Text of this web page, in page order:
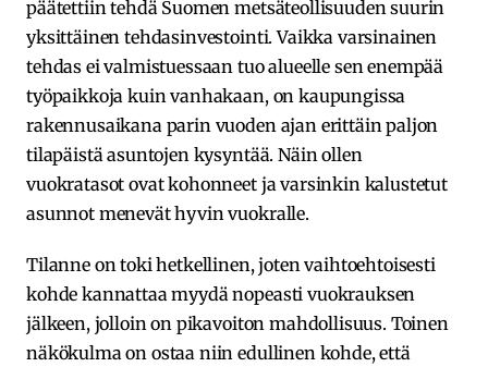
päätettiin tehdä Suomen metsäteollisuuden suurin
yksittäinen tehdasinvestointi. Vaikka varsinainen
tehdas ei valmistuessaan tuo alueelle sen enempää
työpaikkoja kuin vanhakaan, on kaupungissa
rakennusaikana parin vuoden ajan erittäin paljon
tilapäistä asuntojen kysyntää. Näin ollen
vuokratasot ovat kohonneet ja varsinkin kalustetut
asunnot menevät hyvin vuokralle.
Tilanne on toki hetkellinen, joten vaihtoehtoisesti
kohde kannattaa myydä nopeasti vuokrauksen
jälkeen, jolloin on pikavoiton mahdollisuus. Toinen
näkökulma on ostaa niin edullinen kohde, että